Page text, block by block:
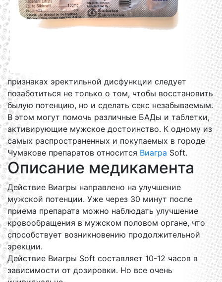
признаках эректильной дисфункции следует
позаботиться не только о том, чтобы восстановить
былую потенцию, но и сделать секс незабываемым.
В этом могут помочь различные БАДы и таблетки,
активирующие мужское достоинство. К одному из
самых распространенных и покупаемых в городе
Чумакове препаратов относится Виагра Soft.
Описание медикамента
Действие Виагры направлено на улучшение
мужской потенции. Уже через 30 минут после
приема препарата можно наблюдать улучшение
кровообращения в мужском половом органе, что
способствует возникновению продолжительной
эрекции.
Действие Виагры Soft составляет 10-12 часов в
зависимости от дозировки. Но все очень